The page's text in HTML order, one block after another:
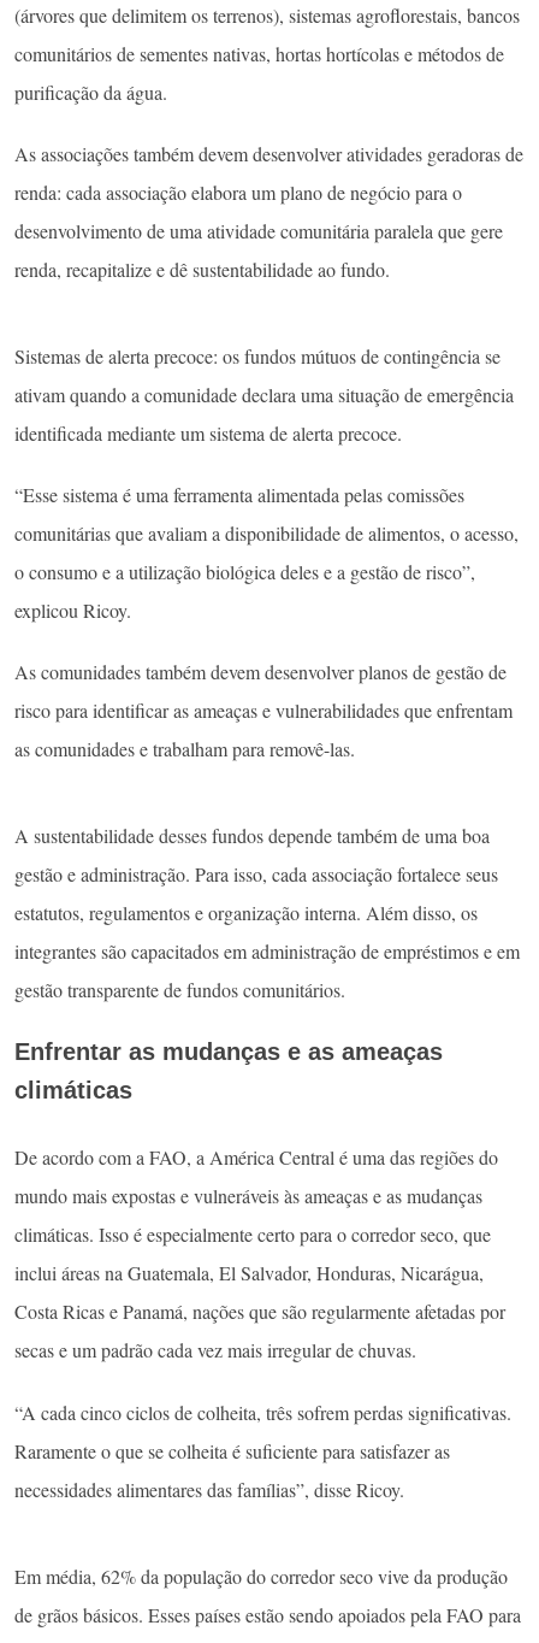
(árvores que delimitem os terrenos), sistemas agroflorestais, bancos
comunitários de sementes nativas, hortas hortícolas e métodos de
purificação da água.
As associações também devem desenvolver atividades geradoras de
renda: cada associação elabora um plano de negócio para o
desenvolvimento de uma atividade comunitária paralela que gere
renda, recapitalize e dê sustentabilidade ao fundo.
Sistemas de alerta precoce: os fundos mútuos de contingência se
ativam quando a comunidade declara uma situação de emergência
identificada mediante um sistema de alerta precoce.
“Esse sistema é uma ferramenta alimentada pelas comissões
comunitárias que avaliam a disponibilidade de alimentos, o acesso,
o consumo e a utilização biológica deles e a gestão de risco”,
explicou Ricoy.
As comunidades também devem desenvolver planos de gestão de
risco para identificar as ameaças e vulnerabilidades que enfrentam
as comunidades e trabalham para removê-las.
A sustentabilidade desses fundos depende também de uma boa
gestão e administração. Para isso, cada associação fortalece seus
estatutos, regulamentos e organização interna. Além disso, os
integrantes são capacitados em administração de empréstimos e em
gestão transparente de fundos comunitários.
Enfrentar as mudanças e as ameaças
climáticas
De acordo com a FAO, a América Central é uma das regiões do
mundo mais expostas e vulneráveis às ameaças e as mudanças
climáticas. Isso é especialmente certo para o corredor seco, que
inclui áreas na Guatemala, El Salvador, Honduras, Nicarágua,
Costa Ricas e Panamá, nações que são regularmente afetadas por
secas e um padrão cada vez mais irregular de chuvas.
“A cada cinco ciclos de colheita, três sofrem perdas significativas.
Raramente o que se colheita é suficiente para satisfazer as
necessidades alimentares das famílias”, disse Ricoy.
Em média, 62% da população do corredor seco vive da produção
de grãos básicos. Esses países estão sendo apoiados pela FAO para